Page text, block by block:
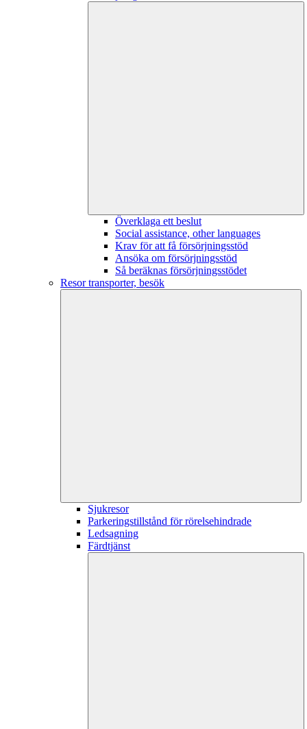
Överklaga ett beslut
Social assistance, other languages
Krav för att få försörjningsstöd
Ansöka om försörjningsstöd
Så beräknas försörjningsstödet
Resor transporter, besök
Sjukresor
Parkeringstillstånd för rörelsehindrade
Ledsagning
Färdtjänst